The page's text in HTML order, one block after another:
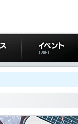
イベント